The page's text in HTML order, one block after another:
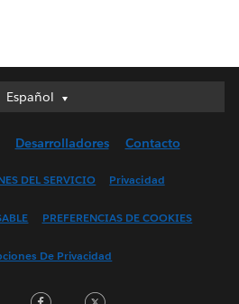
Español
Español
English (UK)
(France)
한국어
Desarrolladores Contacto
DEL SERVICIO Privacidad
PREFERENCIAS DE COOKIES
De Privacidad